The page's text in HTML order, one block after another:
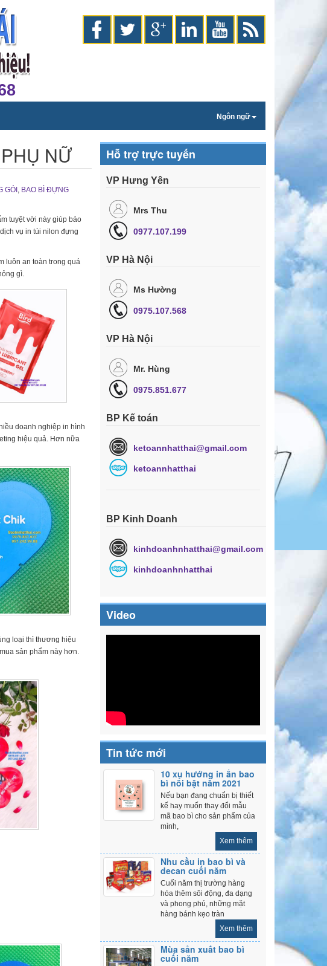
Ngôn ngữ
NỮ
GÓI , BAO BÌ ĐỰNG
tuyệt vời này giúp bảo
vụ in túi nilon đựng
luôn an toàn trong quá
gì.
doanh nghiệp in hình
hiệu quả. Hơn nữa
loại thì thương hiệu
sản phẩm này hơn.
Hỗ trợ trực tuyến
VP Hưng Yên
Mrs Thu
0977.107.199
VP Hà Nội
Ms Hường
0975.107.568
VP Hà Nội
Mr. Hùng
0975.851.677
BP Kế toán
ketoannhatthai@gmail.com
ketoannhatthai
BP Kinh Doanh
kinhdoanhnhatthai@gmail.com
kinhdoanhnhatthai
Video
Tin tức mới
10 xu hướng in ấn bao
bì nổi bật năm 2021
Nếu bạn đang chuẩn bị thiết
kế hay muốn thay đổi mẫu
mã bao bì cho sản phẩm của
mình,
Xem thêm
Nhu cầu in bao bì và
decan cuối năm
Cuối năm thị trường hàng
hóa thêm sôi động, đa dạng
và phong phú, những mặt
hàng bánh kẹo tràn
Xem thêm
Mùa sản xuất bao bì
cuối năm